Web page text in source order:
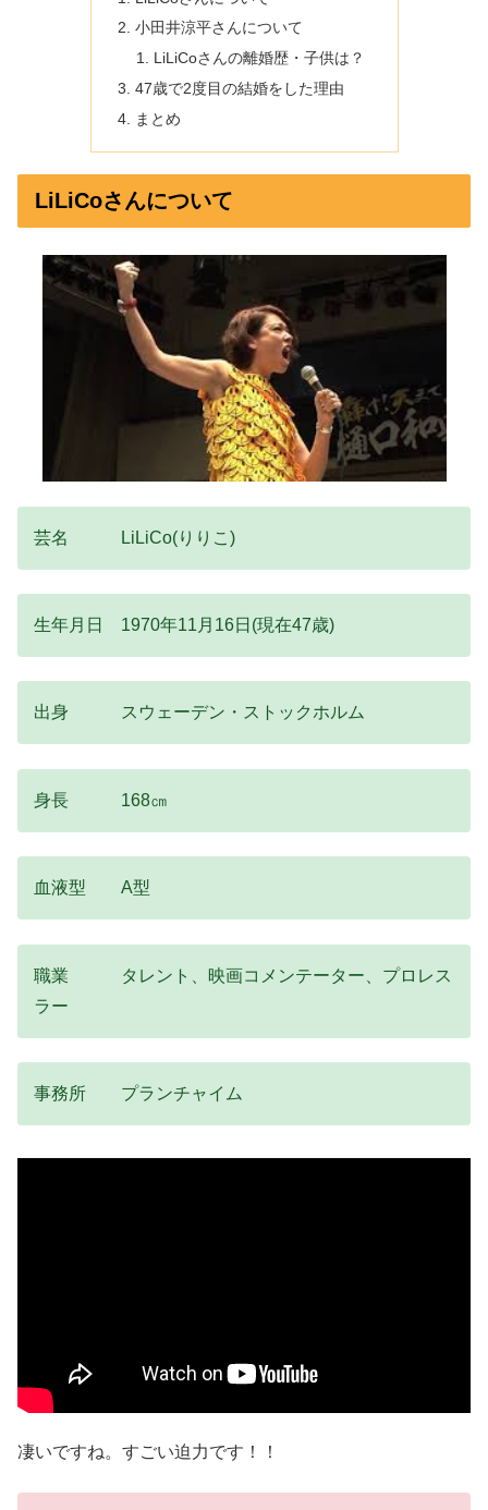
小田井涼平さんについて
LiLiCoさんの離婚歴・子供は？
47歳で2度目の結婚をした理由
まとめ
LiLiCoさんについて
芸名 LiLiCo(りりこ)
生年月日 1970年11月16日(現在47歳)
出身 スウェーデン・ストックホルム
身長 168㎝
血液型 A型
職業 タレント、映画コメンテーター、プロレス
ラー
事務所 プランチャイム
凄いですね。すごい迫力です！！